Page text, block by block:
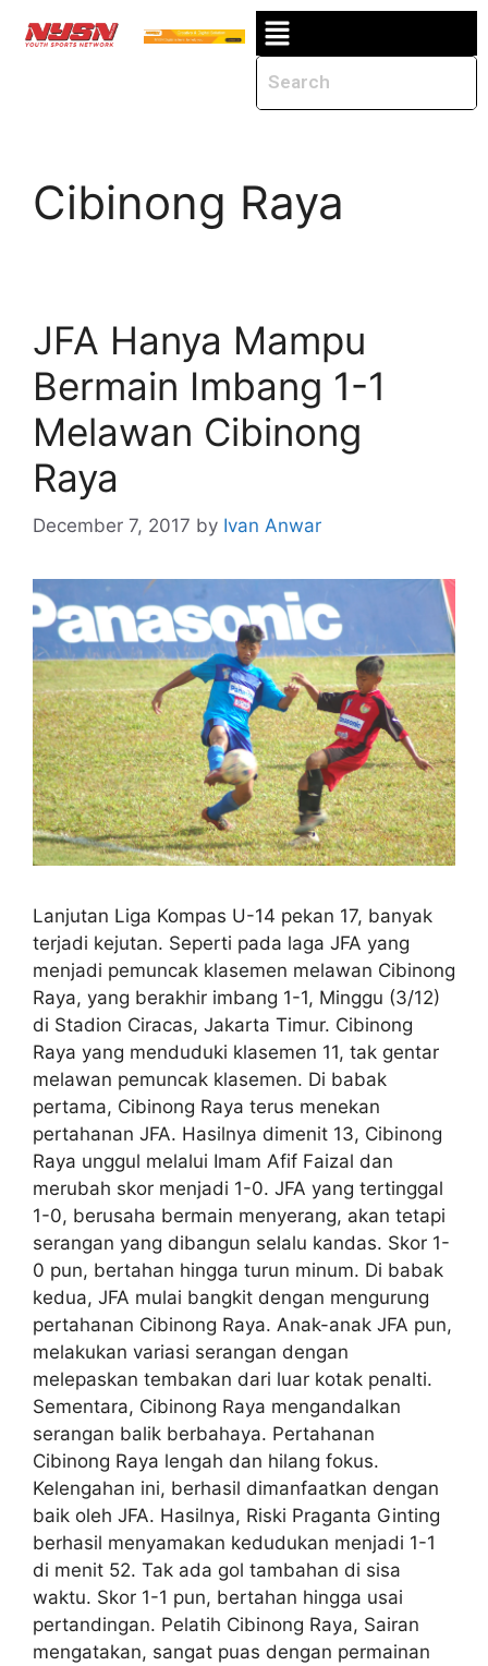
Cibinong Raya
JFA Hanya Mampu
Bermain Imbang 1-1
Melawan Cibinong
Raya
December 7, 2017 by Ivan Anwar
Lanjutan Liga Kompas U-14 pekan 17, banyak
terjadi kejutan. Seperti pada laga JFA yang
menjadi pemuncak klasemen melawan Cibinong
Raya, yang berakhir imbang 1-1, Minggu (3/12)
di Stadion Ciracas, Jakarta Timur. Cibinong
Raya yang menduduki klasemen 11, tak gentar
melawan pemuncak klasemen. Di babak
pertama, Cibinong Raya terus menekan
pertahanan JFA. Hasilnya dimenit 13, Cibinong
Raya unggul melalui Imam Afif Faizal dan
merubah skor menjadi 1-0. JFA yang tertinggal
1-0, berusaha bermain menyerang, akan tetapi
serangan yang dibangun selalu kandas. Skor 1-
0 pun, bertahan hingga turun minum. Di babak
kedua, JFA mulai bangkit dengan mengurung
pertahanan Cibinong Raya. Anak-anak JFA pun,
melakukan variasi serangan dengan
melepaskan tembakan dari luar kotak penalti.
Sementara, Cibinong Raya mengandalkan
serangan balik berbahaya. Pertahanan
Cibinong Raya lengah dan hilang fokus.
Kelengahan ini, berhasil dimanfaatkan dengan
baik oleh JFA. Hasilnya, Riski Praganta Ginting
berhasil menyamakan kedudukan menjadi 1-1
di menit 52. Tak ada gol tambahan di sisa
waktu. Skor 1-1 pun, bertahan hingga usai
pertandingan. Pelatih Cibinong Raya, Sairan
mengatakan, sangat puas dengan permainan